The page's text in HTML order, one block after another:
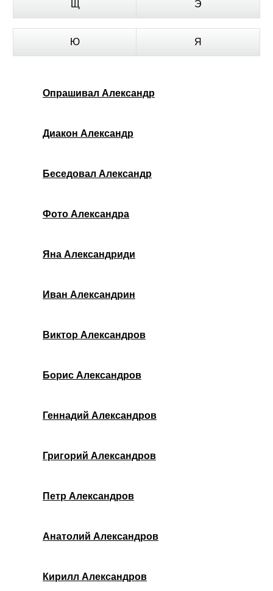
Щ Э
Ю Я
Опрашивал Александр
Диакон Александр
Беседовал Александр
Фото Александра
Яна Александриди
Иван Александрин
Виктор Александров
Борис Александров
Геннадий Александров
Григорий Александров
Петр Александров
Анатолий Александров
Кирилл Александров